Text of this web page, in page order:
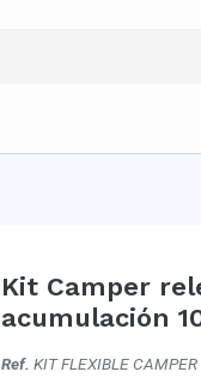
Kit Camper
acumulación
Ref. KIT FLEXIBLE CAMPER